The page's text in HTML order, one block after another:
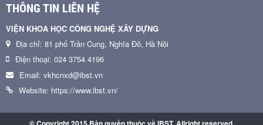
THÔNG TIN LIÊN HỆ
VIỆN KHOA HỌC CÔNG NGHỆ XÂY DỰNG
Địa chỉ: 81 phố Trần Cung, Nghĩa Đô, Hà Nội
Điện thoại: 024 3754 4196
Email: vkhcnxd@ibst.vn
Website: https://www.ibst.vn/